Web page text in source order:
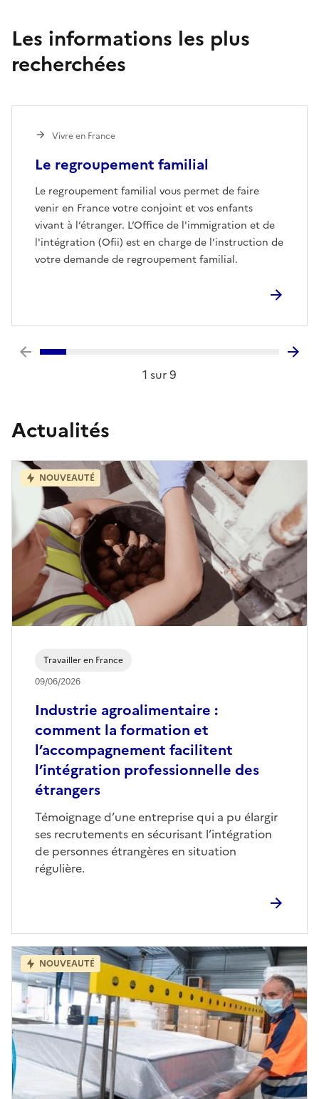
Les informations les plus
recherchées
Le regroupement familial
Le regroupement familial vous permet de faire
venir en France votre conjoint et vos enfants
vivant à l’étranger. L’Office de l'immigration et de
l'intégration (Ofii) est en charge de l’instruction de
votre demande de regroupement familial.
Vivre en France
1 sur9
Actualités
Industrie agroalimentaire :
comment la formation et
l’accompagnement facilitent
l’intégration professionnelle des
étrangers
Témoignage d’une entreprise qui a pu élargir
ses recrutements en sécurisant l’intégration
de personnes étrangères en situation
régulière.
Travailler en France
09/06/2026
NOUVEAUTÉ
NOUVEAUTÉ